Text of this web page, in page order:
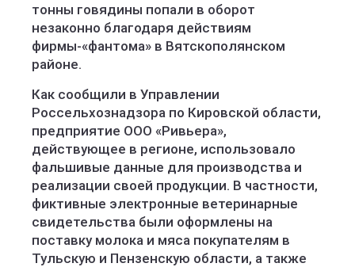
тонны говядины попали в оборот
незаконно благодаря действиям
фирмы-«фантома» в Вятскополянском
районе.
Как сообщили в Управлении
Россельхознадзора по Кировской области,
предприятие ООО «Ривьера»,
действующее в регионе, использовало
фальшивые данные для производства и
реализации своей продукции. В частности,
фиктивные электронные ветеринарные
свидетельства были оформлены на
поставку молока и мяса покупателям в
Тульскую и Пензенскую области, а также